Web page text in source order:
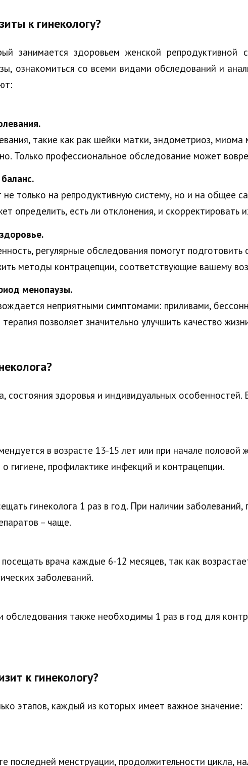
к гинекологу?
занимается здоровьем женской репродуктивной
ознакомиться со всеми видами обследований и
такие как рак шейки матки, эндометриоз,
Только профессиональное обследование может
только на репродуктивную систему, но и на общее
определить, есть ли отклонения, и скорректировать
регулярные обследования помогут подготовить
методы контрацепции, соответствующие вашему
менопаузы.
неприятными симптомами: приливами,
позволяет значительно улучшить качество
состояния здоровья и индивидуальных
в возрасте 13-15 лет или при начале половой
гигиене, профилактике инфекций и контрацепции.
гинеколога 1 раз в год. При наличии
– чаще.
врача каждые 6-12 месяцев, так как
заболеваний.
обследования также необходимы 1 раз в год для
к гинекологу?
этапов, каждый из которых имеет важное значение:
последней менструации, продолжительности цикла,